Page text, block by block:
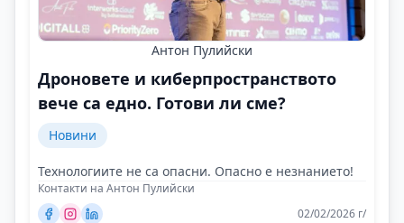
Антон Пулийски
Дроновете и киберпространството
вече са едно. Готови ли сме?
Новини
Технологиите не са опасни. Опасно е незнанието!
Контакти на Антон Пулийски
02/02/2026 г/